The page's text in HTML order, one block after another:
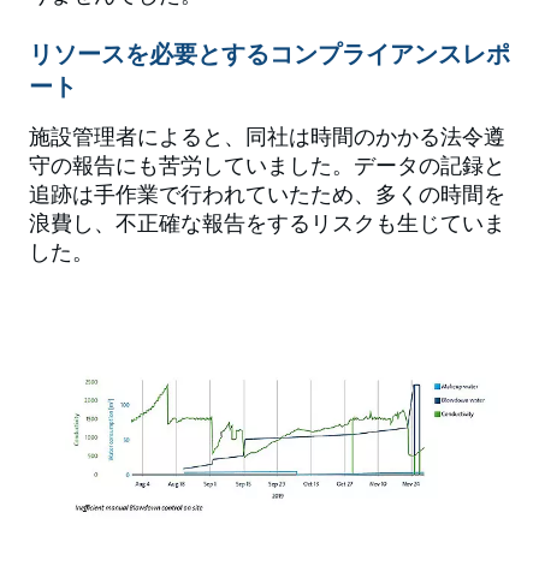
リソースを必要とするコンプライアンスレポ
ート
施設管理者によると、同社は時間のかかる法令遵
守の報告にも苦労していました。データの記録と
追跡は手作業で行われていたため、多くの時間を
浪費し、不正確な報告をするリスクも生じていま
した。